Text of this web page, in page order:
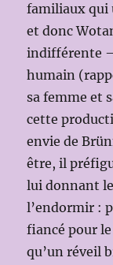
familiaux qui
et donc
indifférente –
humain
sa femme et
cette
envie de
être, il
lui donnant
l’endormir :
fiancé pour
qu’un réveil